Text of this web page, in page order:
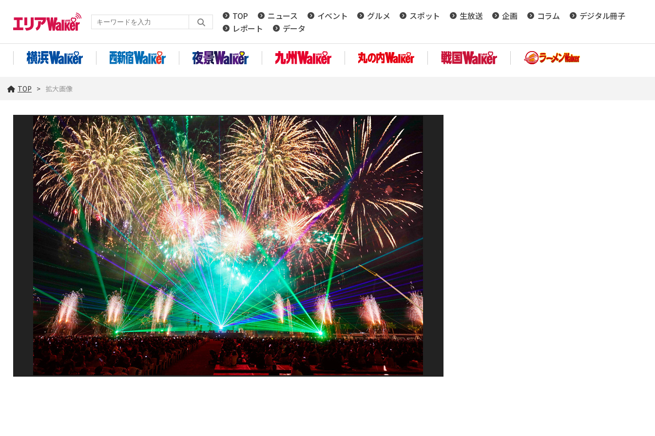
TOP ニュース イベント グルメ スポット 生放送 企画 コラム
デジタル冊子
レポート
データ
TOP 拡大画像